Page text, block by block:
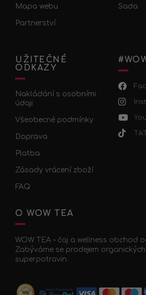
Mapa webu
Partnerství
Sada
UŽITEČNÉ
ODKAZY
Nakládání s osobními
údaji
Všeobecné podmínky
Doprava
Platba
Zásady vrácení zboží
FAQ
O WOW TEA
WOW TEA – čaj a wellness obchod
Zabýváme se prodejem
superpotravin.